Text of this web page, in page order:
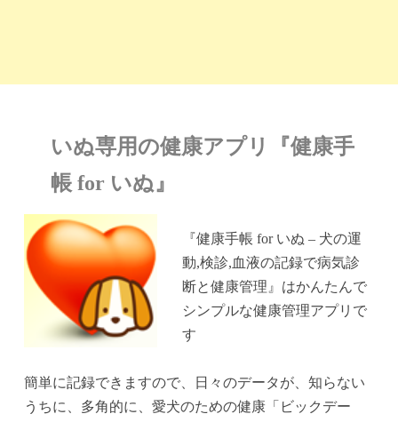
いぬ専用の健康アプリ『健康手
帳 for いぬ』
『健康手帳 for いぬ – 犬の運
動,検診,血液の記録で病気診
断と健康管理』はかんたんで
シンプルな健康管理アプリで
す
簡単に記録できますので、日々のデータが、知らない
うちに、多角的に、愛犬のための健康「ビックデー